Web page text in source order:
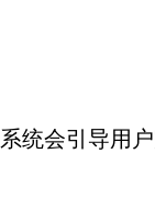
会引导用户